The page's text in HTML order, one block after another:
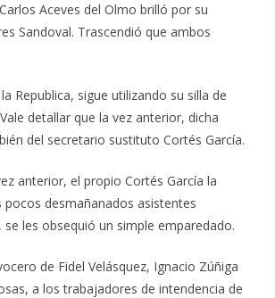
Aceves del Olmo brilló por su
Sandoval. Trascendió que ambos
Republica, sigue utilizando su silla de
detallar que la vez anterior, dicha
del secretario sustituto Cortés García.
anterior, el propio Cortés García la
desmañanados asistentes
les obsequió un simple emparedado.
de Fidel Velásquez, Ignacio Zúñiga
a los trabajadores de intendencia de